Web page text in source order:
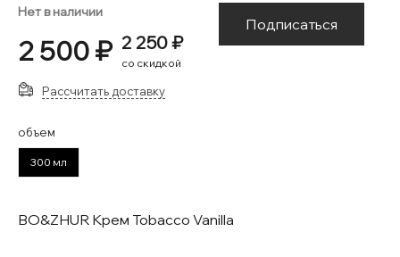
Нет в наличии
2 500 ₽ 2 250 ₽
со скидкой
Подписаться
Рассчитать доставку
объем
300 мл
BO&ZHUR Крем Tobacco Vanilla